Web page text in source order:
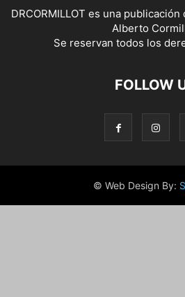
DRCORMILLOT es una
Alberto
Se reservan todos los
FOLLOW
© Web Design By: